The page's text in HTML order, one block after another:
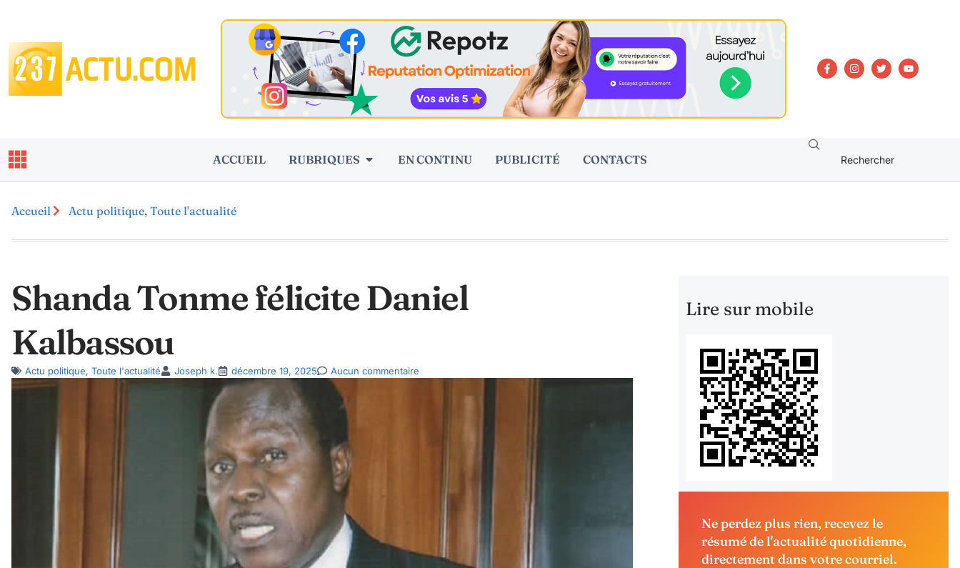
ACCUEIL RUBRIQUES EN CONTINU PUBLICITÉ CONTACTS
Accueil Actu politique, Toute l'actualité
Shanda Tonme félicite Daniel
Kalbassou
Actu politique, Toute l'actualité Joseph k. décembre 19, 2025 Aucun commentaire
Lire sur mobile
Ne perdez plus rien, recevez le
résumé de l'actualité quotidienne,
directement dans votre courriel.